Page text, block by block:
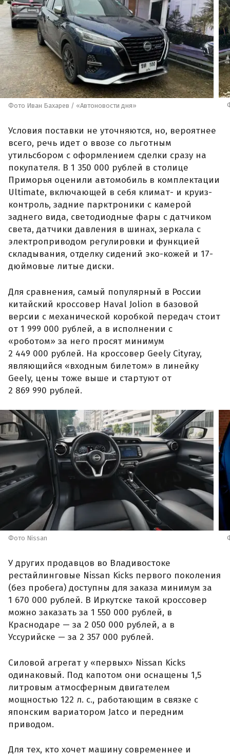
Фото Иван Бахарев / «Автоновости дня»
Условия поставки не уточняются, но, вероятнее
всего, речь идет о ввозе со льготным
утильсбором с оформлением сделки сразу на
покупателя. В 1 350 000 рублей в столице
Приморья оценили автомобиль в комплектации
Ultimate, включающей в себя климат- и круиз-
контроль, задние парктроники с камерой
заднего вида, светодиодные фары с датчиком
света, датчики давления в шинах, зеркала с
электроприводом регулировки и функцией
складывания, отделку сидений эко-кожей и 17-
дюймовые литые диски.
Для сравнения, самый популярный в России
китайский кроссовер Haval Jolion в базовой
версии с механической коробкой передач стоит
от 1 999 000 рублей, а в исполнении с
«роботом» за него просят минимум
2 449 000 рублей. На кроссовер Geely Cityray,
являющийся «входным билетом» в линейку
Geely, цены тоже выше и стартуют от
2 869 990 рублей.
Фото Nissan
У других продавцов во Владивостоке
рестайлинговые Nissan Kicks первого поколения
(без пробега) доступны для заказа минимум за
1 670 000 рублей. В Иркутске такой кроссовер
можно заказать за 1 550 000 рублей, в
Краснодаре — за 2 050 000 рублей, а в
Уссурийске — за 2 357 000 рублей.
Силовой агрегат у «первых» Nissan Kicks
одинаковый. Под капотом они оснащены 1,5
литровым атмосферным двигателем
мощностью 122 л. с., работающим в связке с
японским вариатором Jatco и передним
приводом.
Для тех, кто хочет машину современнее и